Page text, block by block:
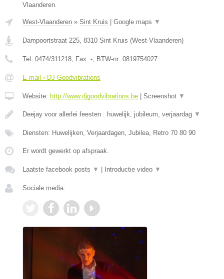
Vlaanderen.
West-Vlaanderen » Sint Kruis Google maps ▼
Dampoortstraat 225 8310 Sint Kruis (West-Vlaanderen)
Tel: 0474/311218 , Fax: - , BTW-nr: 0819754027
E-mail › DJ Goodvibrations
Website: http://www.djgoodvibrations.be Screenshot ▼
Deejay voor allerlei feesten : huwelijk, jubileum, verjaardag ▼
Diensten: Huwelijken, Verjaardagen, Jubilea, Retro 70 80 90
Er wordt gewerkt op afspraak.
Laatste facebook posts ▼ Introductie video ▼
Sociale media: